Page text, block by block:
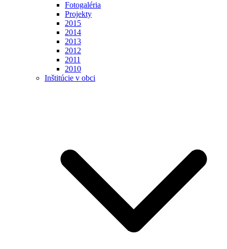
Fotogaléria
Projekty
2015
2014
2013
2012
2011
2010
Inštitúcie v obci